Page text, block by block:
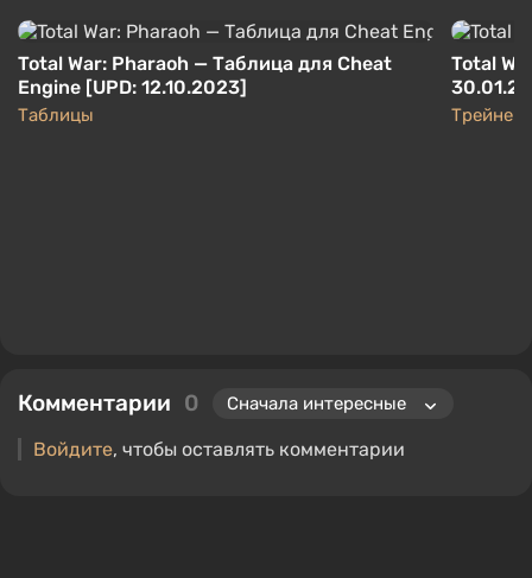
Total War: Pharaoh — Таблица для Cheat
Engine [UPD: 12.10.2023]
Таблицы
Total
Комментарии 0
Войдите, чтобы оставлять комментарии